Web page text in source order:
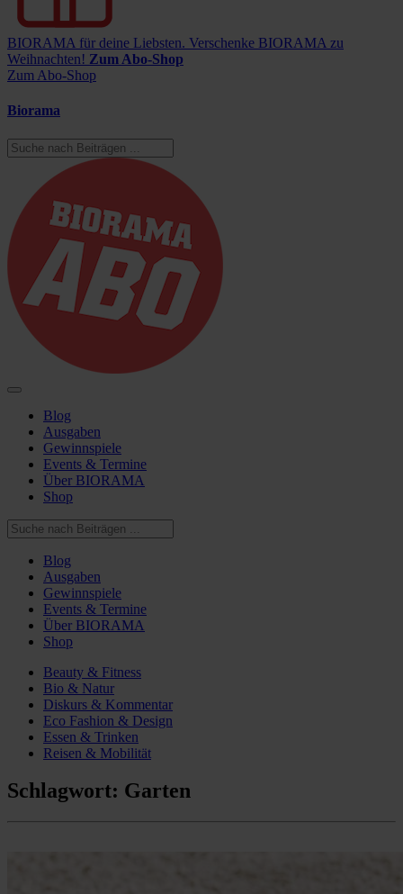
BIORAMA für deine Liebsten. Verschenke BIORAMA zu
Weihnachten! Zum Abo-Shop
Zum Abo-Shop
Biorama
Blog
Ausgaben
Gewinnspiele
Events & Termine
Über BIORAMA
Shop
Blog
Ausgaben
Gewinnspiele
Events & Termine
Über BIORAMA
Shop
Beauty & Fitness
Bio & Natur
Diskurs & Kommentar
Eco Fashion & Design
Essen & Trinken
Reisen & Mobilität
Schlagwort: Garten